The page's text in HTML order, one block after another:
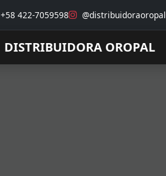
+58 422-7059598 @distribuidoraoropal
DISTRIBUIDORA OROPAL